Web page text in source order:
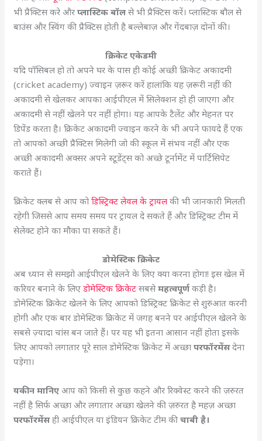
भी प्रैक्टिस करे औरप्लास्टिक बॉलसे भी प्रैक्टिस करें। प्लास्टिक बौल से
बाउंस और स्विंग की प्रैक्टिस होती है बल्लेबाज़ और गेंदबाज़ दोनों की।
क्रिकेट एकेडमी
यदि पॉसिबल हो तो अपने घर के पास ही कोई अच्छी क्रिकेट अकादमी
(cricket academy) ज्वाइन ज़रूर करें हालांकि यह ज़रूरी नहीं की
अकादमी से खेलकर आपका आईपीएल में सिलेक्शन हो ही जाएगा और
अकादमी से नहीं खेलने पर नहीं होगा। यह आपके टैलेंट और मेहनत पर
डिपेंड करता है। क्रिकेट अकादमी ज्वाइन करने के भी अपने फायदे हैं एक
तो आपको अच्छी प्रैक्टिस मिलेगी जो की स्कूल में संभव नहीं और एक
अच्छी अकादमी अक्सर अपने स्टूडेंट्स को अच्छे टूर्नामेंट में पार्टिसिपेट
कराते हैं।
क्रिकेट क्लब से आप कोडिस्ट्रिक्ट लेवल के ट्रायल की भी जानकारी मिलती
रहेगी जिससे आप समय समय पर ट्रायल दे सकते हैं और डिस्ट्रिक्ट टीम में
सेलेक्ट होने का मौका पा सकते हैं।
डोमेस्टिक क्रिकेट
अब ध्यान से समझो आईपीएल खेलने के लिए क्या करना होगा! इस खेल में
करियर बनाने के लिएडोमेस्टिक क्रिकेट सबसेमहत्वपूर्णकड़ी है।
डोमेस्टिक क्रिकेट खेलने के लिए आपको डिस्ट्रिक्ट क्रिकेट से शुरुआत करनी
होगी और एक बार डोमेस्टिक क्रिकेट में जगह बनने पर आईपीएल खेलने के
सबसे ज़्यादा चांस बन जाते हैं। पर यह भी इतना आसान नहीं होता इसके
लिए आपको लगातार पूरे साल डोमेस्टिक क्रिकेट में अच्छापरफॉरमेंसदेना
पड़ेगा।
यकीन मानिए आप को किसी से कुछ कहने और रिक्वेस्ट करने की ज़रुरत
नहीं है सिर्फ अच्छा और लगातार अच्छा खेलने की ज़रुरत है महज़ अच्छा
परफॉरमेंसही आईपीएल या इंडियन क्रिकेट टीम कीचाबी है।